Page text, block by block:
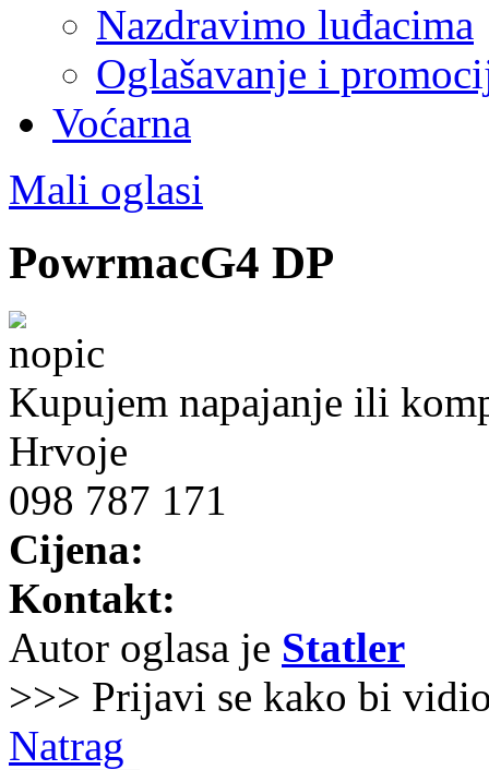
Nazdravimo luđacima
Oglašavanje i
Voćarna
Mali oglasi
PowrmacG4 DP
Kupujem napajanje ili
Hrvoje
098 787 171
Cijena:
Kontakt:
Autor oglasa je Statler
>>> Prijavi se kako bi
Natrag